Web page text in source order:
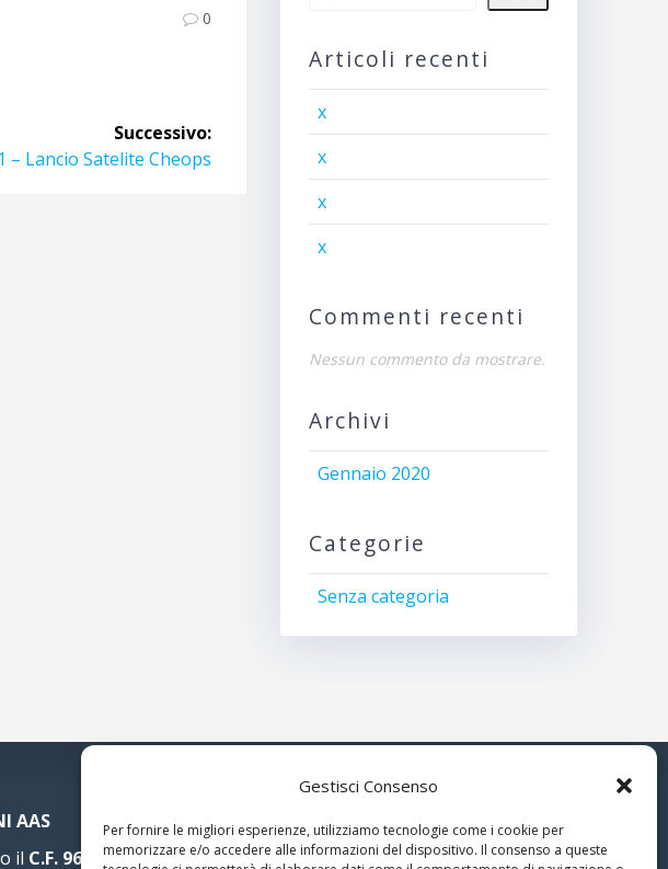
Gestisci Consenso
Per fornire le migliori esperienze, utilizziamo tecnologie come i cookie per
memorizzare e/o accedere alle informazioni del dispositivo. Il consenso a queste
0
Successivo:
– Lancio Satelite Cheops
Articoli recenti
x
x
x
x
Commenti recenti
Nessun commento da mostrare.
Archivi
Gennaio 2020
Categorie
Senza categoria
AAS
il C.F. 96020930010nella
© 2026 Associazione Astrofili
Segusini